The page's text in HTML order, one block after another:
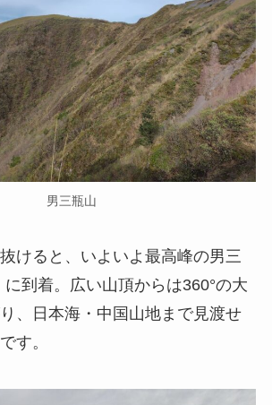
男三瓶山
けると、いよいよ最高峰の男三
到着。広い山頂からは360°の大
、日本海・中国山地まで見渡せ
す。